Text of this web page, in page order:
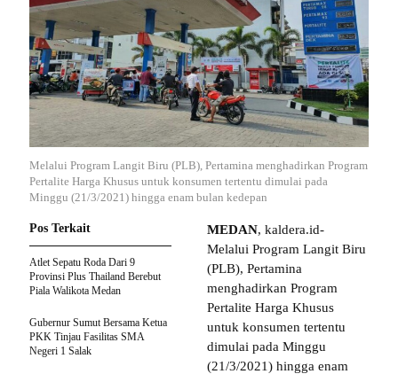
Melalui Program Langit Biru (PLB), Pertamina menghadirkan Program
Pertalite Harga Khusus untuk konsumen tertentu dimulai pada
Minggu (21/3/2021) hingga enam bulan kedepan
MEDAN, kaldera.id-
Melalui Program Langit Biru
(PLB), Pertamina
menghadirkan Program
Pertalite Harga Khusus
untuk konsumen tertentu
dimulai pada Minggu
(21/3/2021) hingga enam
Pos Terkait
Atlet Sepatu Roda Dari 9
Provinsi Plus Thailand Berebut
Piala Walikota Medan
Gubernur Sumut Bersama Ketua
PKK Tinjau Fasilitas SMA
Negeri 1 Salak